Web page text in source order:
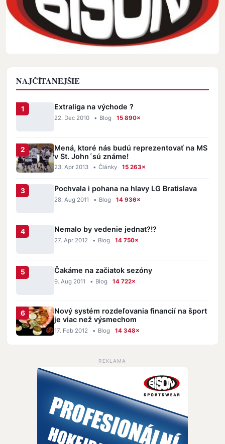
NAJČÍTANEJŠIE
Extraliga na východe ?
22. Dec 2010 • Blog 15 890×
Mená, ktoré nás budú reprezentovať na MS
v St. John´sú známe!
23. Apr 2013 • Články 15 263×
Pochvala i pohana na hlavy LG Bratislava
28. Aug 2011 • Blog 14 936×
Nemalo by vedenie jednat?!?
27. Apr 2012 • Blog 14 750×
Čakáme na začiatok sezóny
9. Aug 2011 • Blog 14 722×
Nový systém rozdeľovania financií na šport
je viac než výsmechom
17. Feb 2012 • Blog 14 348×
REKLAMA